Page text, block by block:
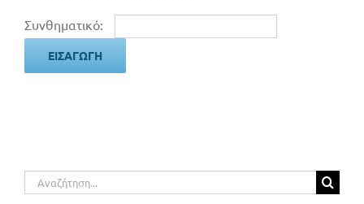
Συνθηματικό:
Αναζήτηση
για: